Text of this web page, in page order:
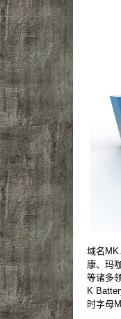
域名
康、玛
等诸多
K
时字母